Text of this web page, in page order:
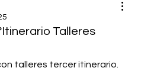
Talleres
talleres tercer itinerario.